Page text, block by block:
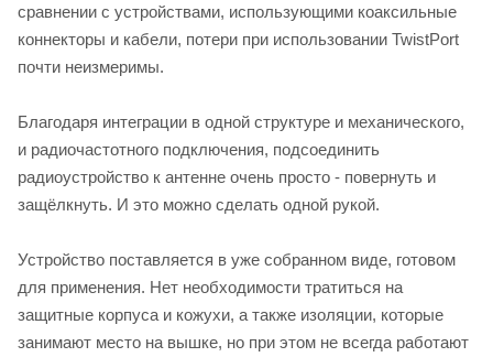
сравнении с устройствами, использующими коаксильные
коннекторы и кабели, потери при использовании TwistPort
почти неизмеримы.
Благодаря интеграции в одной структуре и механического,
и радиочастотного подключения, подсоединить
радиоустройство к антенне очень просто - повернуть и
защёлкнуть. И это можно сделать одной рукой.
Устройство поставляется в уже собранном виде, готовом
для применения. Нет необходимости тратиться на
защитные корпуса и кожухи, а также изоляции, которые
занимают место на вышке, но при этом не всегда работают